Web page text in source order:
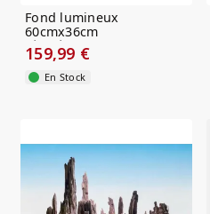
Fond lumineux
60cmx36cm
rétroéclairage RGB
159,99 €
En Stock